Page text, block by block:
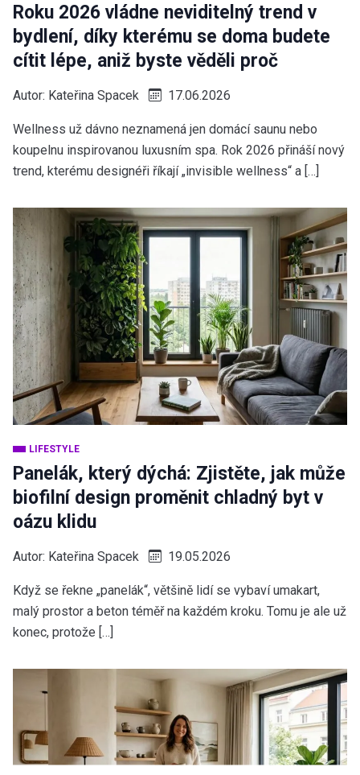
Roku 2026 vládne neviditelný trend v
bydlení, díky kterému se doma budete
cítit lépe, aniž byste věděli proč
Autor: Kateřina Spacek 17.06.2026
Wellness už dávno neznamená jen domácí saunu nebo
koupelnu inspirovanou luxusním spa. Rok 2026 přináší nový
trend, kterému designéři říkají „invisible wellness“ a […]
LIFESTYLE
Panelák, který dýchá: Zjistěte, jak může
biofilní design proměnit chladný byt v
oázu klidu
Autor: Kateřina Spacek 19.05.2026
Když se řekne „panelák“, většině lidí se vybaví umakart,
malý prostor a beton téměř na každém kroku. Tomu je ale už
konec, protože […]